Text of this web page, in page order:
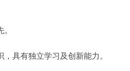
具有独立学习及创新能力。